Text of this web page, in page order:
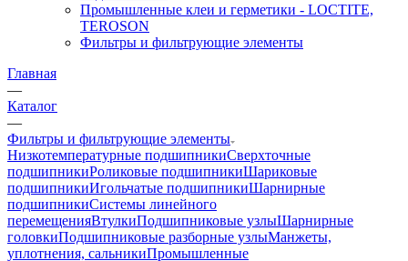
Промышленные клеи и герметики - LOCTITE,
TEROSON
Фильтры и фильтрующие элементы
Главная
—
Каталог
—
Фильтры и фильтрующие элементы
Низкотемпературные подшипникиСверхточные
подшипникиРоликовые подшипникиШариковые
подшипникиИгольчатые подшипникиШарнирные
подшипникиСистемы линейного
перемещенияВтулкиПодшипниковые узлыШарнирные
головкиПодшипниковые разборные узлыМанжеты,
уплотнения, сальникиПромышленные